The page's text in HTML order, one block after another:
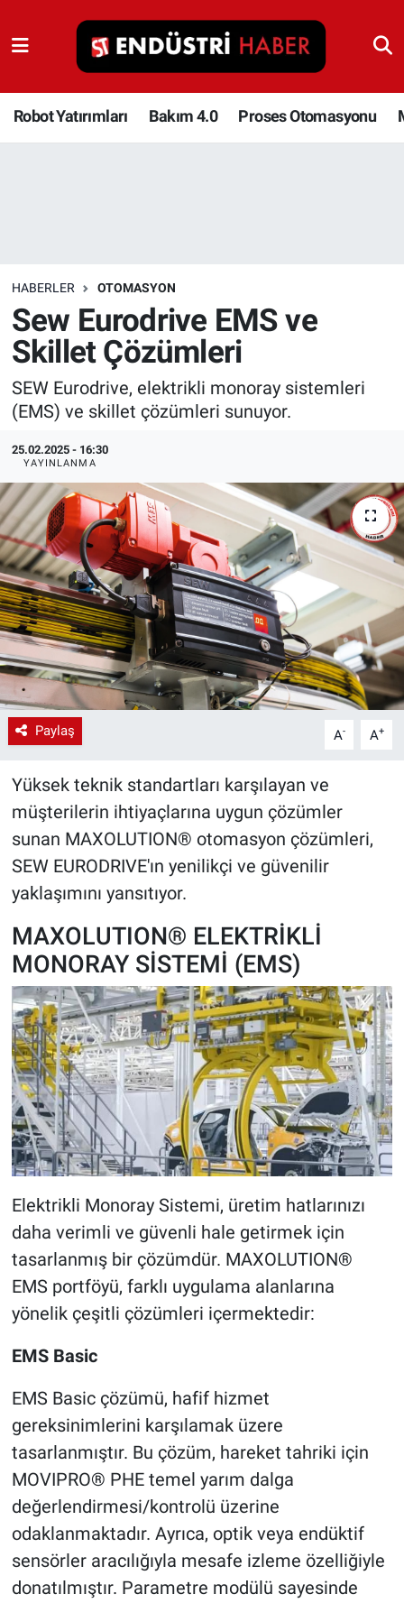
Robot Yatırımları Bakım 4.0 Proses Otomasyonu
HABERLER OTOMASYON
Sew Eurodrive EMS ve
Skillet Çözümleri
SEW Eurodrive, elektrikli monoray sistemleri
(EMS) ve skillet çözümleri sunuyor.
25.02.2025 - 16:30
YAYINLANMA
Paylaş A- A+
Yüksek teknik standartları karşılayan ve
müşterilerin ihtiyaçlarına uygun çözümler
sunan MAXOLUTION® otomasyon çözümleri,
SEW EURODRIVE'ın yenilikçi ve güvenilir
yaklaşımını yansıtıyor.
MAXOLUTION® ELEKTRİKLİ
MONORAY SİSTEMİ (EMS)
Elektrikli Monoray Sistemi, üretim hatlarınızı
daha verimli ve güvenli hale getirmek için
tasarlanmış bir çözümdür. MAXOLUTION®
EMS portföyü, farklı uygulama alanlarına
yönelik çeşitli çözümleri içermektedir:
EMS Basic
EMS Basic çözümü, hafif hizmet
gereksinimlerini karşılamak üzere
tasarlanmıştır. Bu çözüm, hareket tahriki için
MOVIPRO® PHE temel yarım dalga
değerlendirmesi/kontrolü üzerine
odaklanmaktadır. Ayrıca, optik veya endüktif
sensörler aracılığıyla mesafe izleme özelliğiyle
donatılmıştır. Parametre modülü sayesinde
Robot Yatırımları
Bakım 4.0
Depolama Çözümleri
İnşaat ve Malzeme
HaberOrtak
Enerjisini Üreten Fabrikalar
Endüstri 4.0 Uygulamaları
Ağır Sanayi Çözümleri